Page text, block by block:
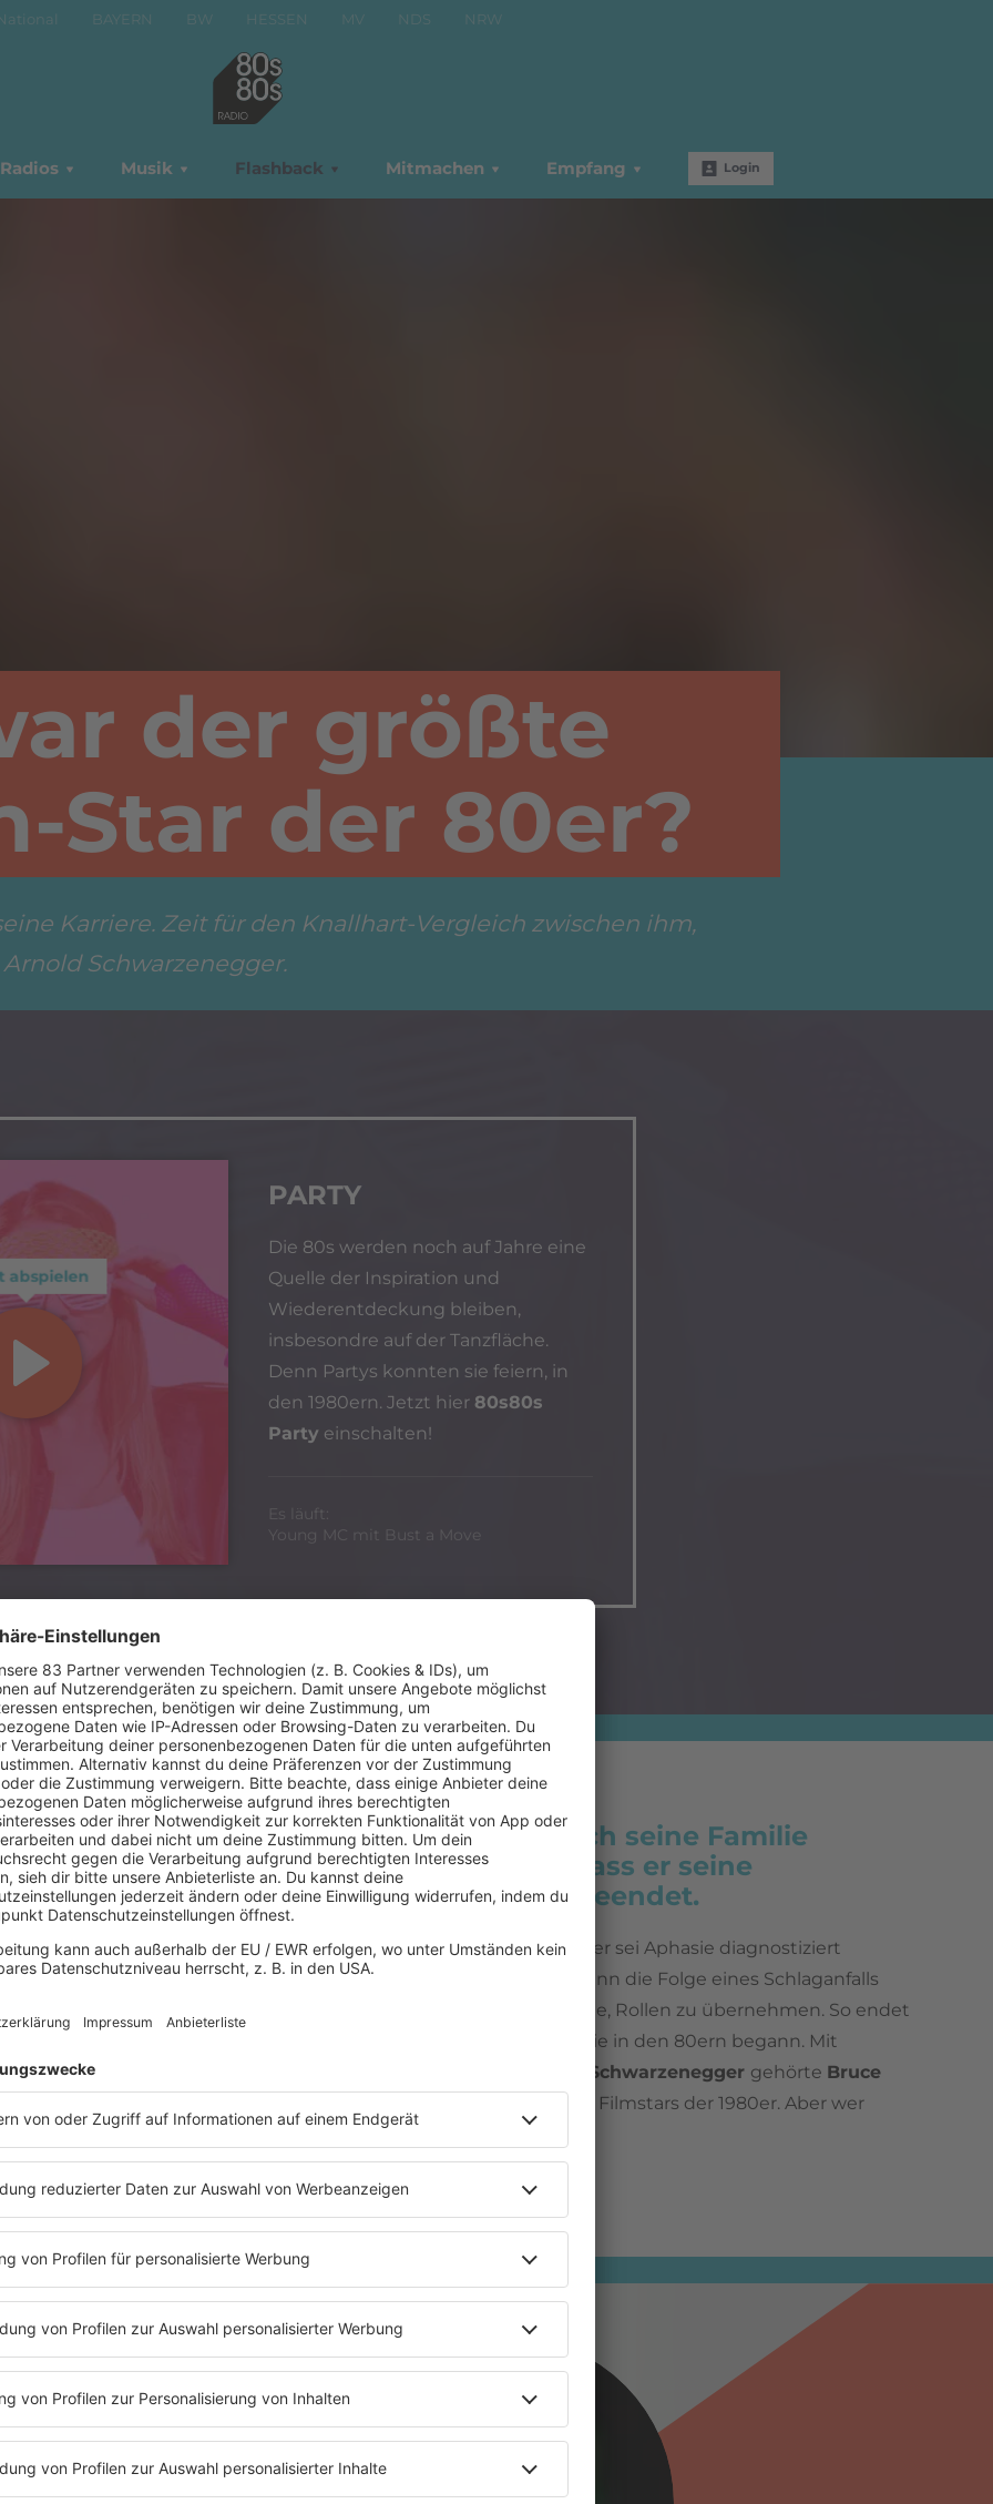
BAYERN BW HESSEN MV NDS NRW
Radios Musik Flashback Mitmachen Empfang Login
der größte
Star der 80er?
Karriere. Zeit für den Knallhart-Vergleich zwischen ihm,
Schwarzenegger.
abspielen
PARTY
Die 80s werden noch auf Jahre eine
Quelle der Inspiration und
Wiederentdeckung bleiben,
insbesondre auf der Tanzfläche.
Denn Partys konnten sie feiern, in
den 1980ern. Jetzt hier 80s80s
Party einschalten!
Es läuft:
Young MC mit Bust a Move
Bruce Willis hat durch seine Familie
verkünden lassen, dass er seine
Schauspielkarriere beendet.
Bei dem 67-Jährigen Schauspieler sei Aphasie diagnostiziert
worden. Diese Sprachstörung kann die Folge eines Schlaganfalls
sein. Er sei nicht mehr in der Lage, Rollen zu übernehmen. So endet
eine große Schauspielkarriere, die in den 80ern begann. Mit
Arnold Schwarzenegger gehörte Bruce
zweifellos zu den größten Filmstars der 1980er. Aber wer
gewinnt im direkten Vergleich?